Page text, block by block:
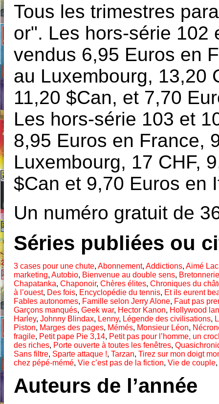
Tous les trimestres
or". Les hors-série 102
vendus 6,95 Euros en
au Luxembourg, 13,20
11,20 $Can, et 7,70
Les hors-série 103 et
8,95 Euros en France,
Luxembourg, 17 CHF,
$Can et 9,70 Euros en
Un numéro gratuit de
Séries publiées ou
3 cases pour une chute, Abonnement, Addictions, Aimé
marketing, Autobio, Bienvenue au double sens,
Chapatanka, Chaponoir, Chères élites, Chroniques du
à l’ouest, Des fois, Encyclopédie du tennis, Et ils eurent
Fables autonomes, Famille selon Jerry Alone, Faut pas
Garçons manqués, Geek war, Hector Kanon, Hollywood
Harley, Johnny Blindax, Lenny, Légende des civilisations,
Piston, Marges des pages, Mémés, Monsieur Léon,
fragile, Petit pape Pie 3,14, Petit pas pour l’homme, un
des riches, Porte ouverte à toutes les fenêtres,
Sans filtre, Sparte attaque !, Tarzan, Tirez sur mon doigt
chez pépé-mémé, Vie c’est pas de la fiction, Vie de couple,
Auteurs de l’année